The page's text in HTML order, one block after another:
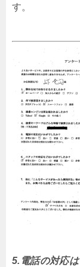
す。
5.電話の対応